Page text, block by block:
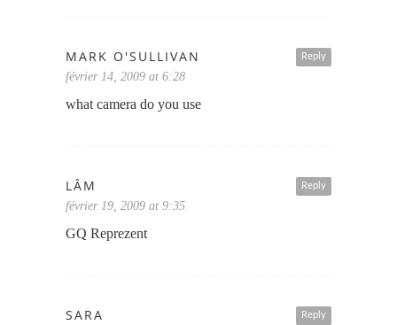
Reply
MARK O'SULLIVAN
février 14, 2009 at 6:28
what camera do you use
Reply
LÂM
février 19, 2009 at 9:35
GQ Reprezent
Reply
SARA